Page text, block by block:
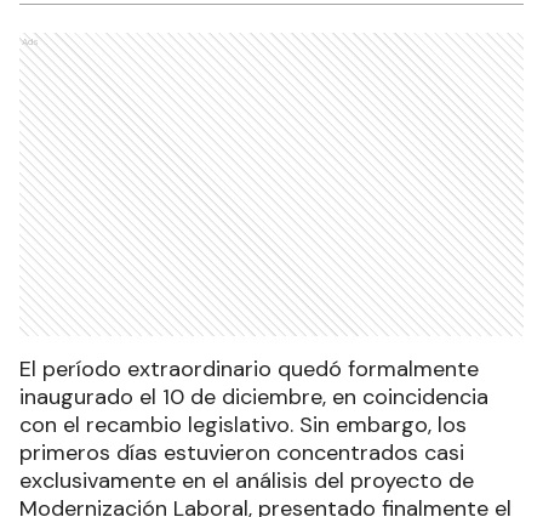
Ads
El período extraordinario quedó formalmente
inaugurado el 10 de diciembre, en coincidencia
con el recambio legislativo. Sin embargo, los
primeros días estuvieron concentrados casi
exclusivamente en el análisis del proyecto de
Modernización Laboral, presentado finalmente el